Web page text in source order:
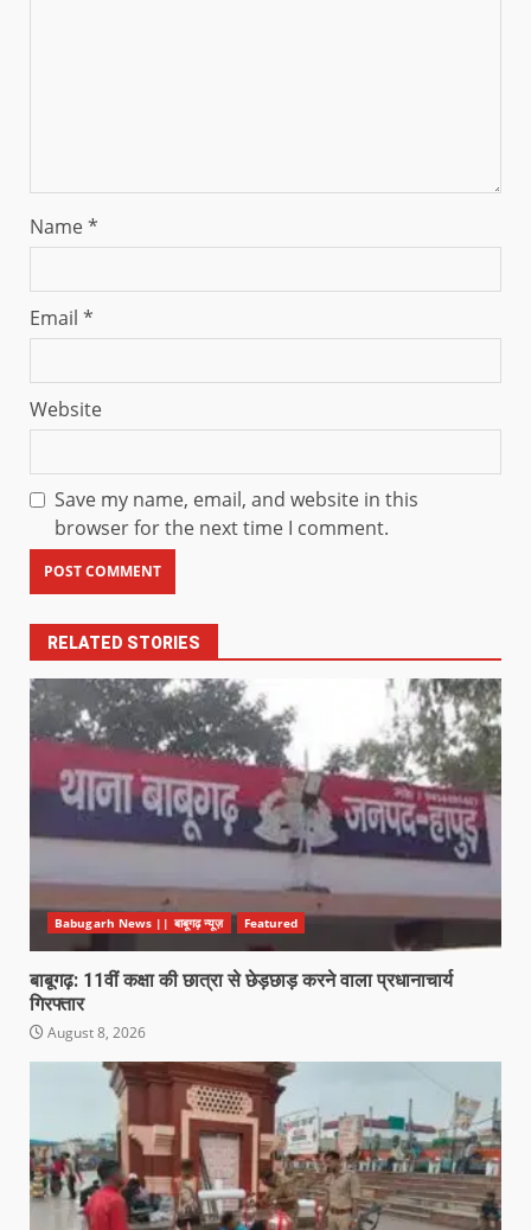
Name*
Email *
Website
Save my name, email, and website in this
browser for the next time I comment.
RELATED STORIES
Babugarh News || बाबूगढ़ न्यूज़ Featured
बाबूगढ़: 11वीं कक्षा की छात्रा से छेड़छाड़ करने वाला प्रधानाचार्य
गिरफ्तार
August 8, 2026